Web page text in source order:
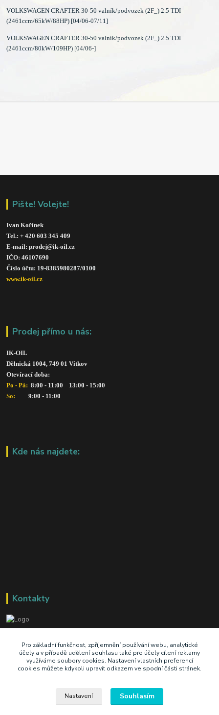
VOLKSWAGEN CRAFTER 30-50 valník/podvozek (2F_) 2.5 TDI
(2461ccm/65kW/88HP) [04/06-07/11]
VOLKSWAGEN CRAFTER 30-50 valník/podvozek (2F_) 2.5 TDI
(2461ccm/80kW/109HP) [04/06-]
Pište! Volejte!
Ivan Kořínek
Tel.: + 420 603 345 409
E-mail: prodej@ik-oil.cz
IČO: 46107690
Číslo účtu: 19-8385980287/0100
www.ik-oil.cz
Prodej přímo u nás:
IK-OIL
Dělnická 1004, 749 01 Vítkov
Otevírací doba:
Po - Pá: 8:00 - 11:00    13:00 - 15:00
So:
      9:00 - 11:00
Kde nás najdete:
Kontakty
+420 603 345 409
prodej@ik-oil.cz
Pro základní funkčnost, zpříjemnění používání webu, analytické
účely a v případě udělení souhlasu také pro účely cílení reklamy
využíváme soubory cookies. Nastavení vlastních preferencí
cookies můžete kdykoli upravit odkazem ve spodní části stránek.
Nastavení Souhlasím